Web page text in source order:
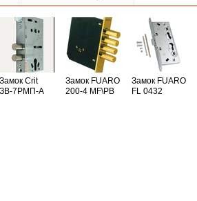
Замок Crit
ЗВ-7РМП-А
Замок FUARO
200-4 MF\РВ
Замок FUARO
FL 0432